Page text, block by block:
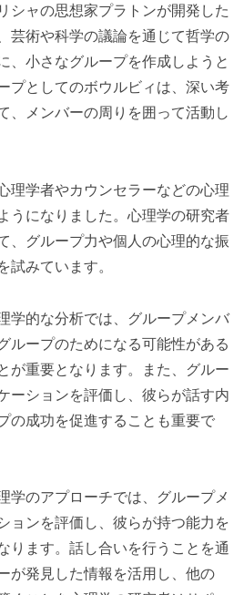
シャの思想家プラトンが開発した
芸術や科学の議論を通じて哲学の
、小さなグループを作成しようと
プとしてのボウルビィは、深い考
、メンバーの周りを囲って活動し
理学者やカウンセラーなどの心理
うになりました。心理学の研究者
、グループ力や個人の心理的な振
試みています。
学的な分析では、グループメンバ
ループのためになる可能性がある
が重要となります。また、グルー
ーションを評価し、彼らが話す内
の成功を促進することも重要で
学のアプローチでは、グループメ
ョンを評価し、彼らが持つ能力を
ります。話し合いを行うことを通
が発見した情報を活用し、他の